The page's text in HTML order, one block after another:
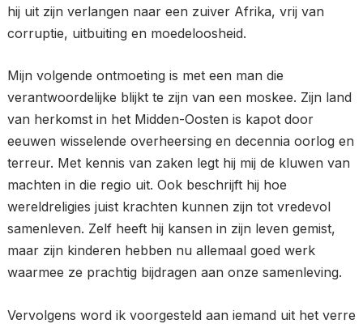
hij uit zijn verlangen naar een zuiver Afrika, vrij van
corruptie, uitbuiting en moedeloosheid.
Mijn volgende ontmoeting is met een man die
verantwoordelijke blijkt te zijn van een moskee. Zijn land
van herkomst in het Midden-Oosten is kapot door
eeuwen wisselende overheersing en decennia oorlog en
terreur. Met kennis van zaken legt hij mij de kluwen van
machten in die regio uit. Ook beschrijft hij hoe
wereldreligies juist krachten kunnen zijn tot vredevol
samenleven. Zelf heeft hij kansen in zijn leven gemist,
maar zijn kinderen hebben nu allemaal goed werk
waarmee ze prachtig bijdragen aan onze samenleving.
Vervolgens word ik voorgesteld aan iemand uit het verre